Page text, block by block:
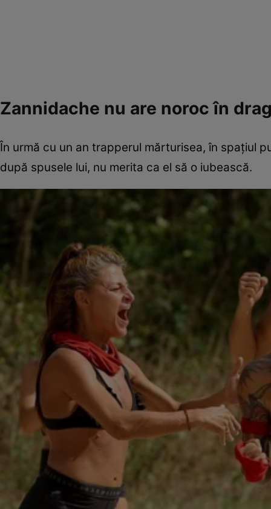
Zannidache nu are noroc în
În urmă cu un an trapperul mărturisea, în spațiul
după spusele lui, nu merita ca el să o iubească.